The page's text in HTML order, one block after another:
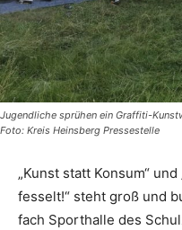
Jugendliche sprühen ein Graffiti-
Foto: Kreis Heinsberg Pressestelle
„Kunst statt Konsum“
fesselt!“ steht groß und
fach Sporthalle des